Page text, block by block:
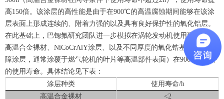
高150倍。该涂层的高性能是由于在900℃的高温腐蚀期间能够在该涂
层表面上形成连续的、附着力强的以及具有良好保护性的氧化铝层。
在此基础上，巴锶氟研究团队进一步模拟在涡轮发动机使用环境下，
高温合金裸材、NiCoCrAlY涂层、以及不同厚度的氧化锆基TBC（热
障涂层，通常涂覆于燃气轮机的叶片等高温部件表面）在900℃条件下
的使用寿命。具体结论见下表：
涂层种类
使用寿命/h
高温合金裸材
<2